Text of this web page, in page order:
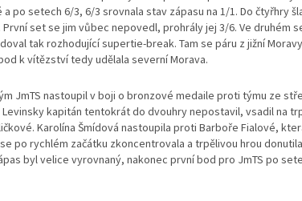
a po setech 6/3, 6/3 srovnala stav zápasu na 1/1. Do čtyřhry
První set se jim vůbec nepovedl, prohrály jej 3/6. Ve druhém
tak rozhodující supertie-break. Tam se páru z jižní
k vítězství tedy udělala severní Morava.
JmTS nastoupil v boji o bronzové medaile proti týmu ze
Levinsky kapitán tentokrát do dvouhry nepostavil, vsadil na
Karolína Šmídová nastoupila proti Barboře Fialové,
po rychlém začátku zkoncentrovala a trpělivou hrou
byl velice vyrovnaný, nakonec první bod pro JmTS po